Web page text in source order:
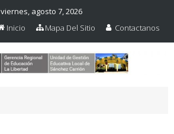
viernes, agosto 7, 2026
Inicio
Mapa Del Sitio Contactanos